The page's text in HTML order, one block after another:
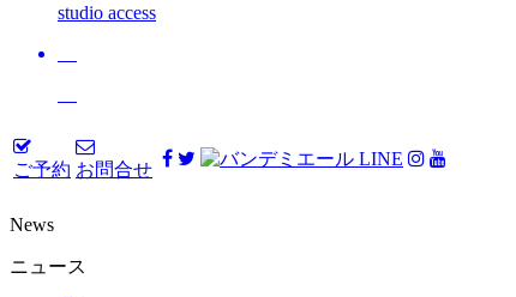
studio access
ご予約 お問合せ
News
ニュース